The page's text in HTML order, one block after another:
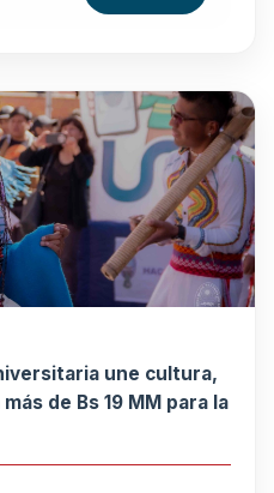
une cultura,
de Bs 19 MM para la